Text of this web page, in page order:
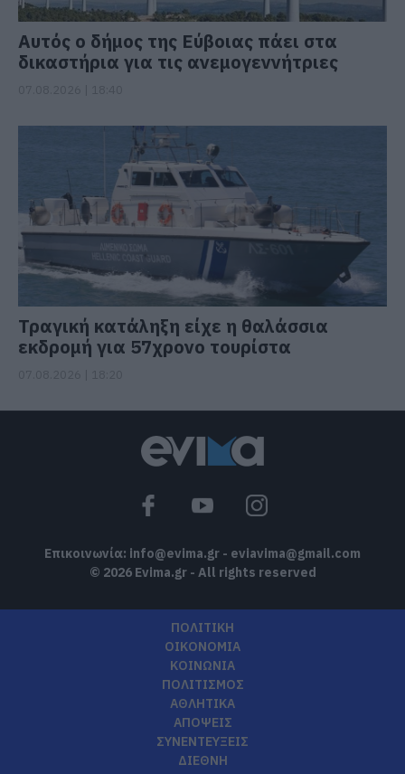
Αυτός ο δήμος της Εύβοιας πάει στα
δικαστήρια για τις ανεμογεννήτριες
Τραγική κατάληξη είχε η θαλάσσια
εκδρομή για 57χρονο τουρίστα
Επικοινωνία: info@evima.gr - eviavima@gmail.com
© 2026 Evima.gr - All rights reserved
ΠΟΛΙΤΙΚΗ
ΟΙΚΟΝΟΜΙΑ
ΚΟΙΝΩΝΙΑ
ΠΟΛΙΤΙΣΜΟΣ
ΑΘΛΗΤΙΚΑ
ΑΠΟΨΕΙΣ
ΣΥΝΕΝΤΕΥΞΕΙΣ
ΔΙΕΘΝΗ